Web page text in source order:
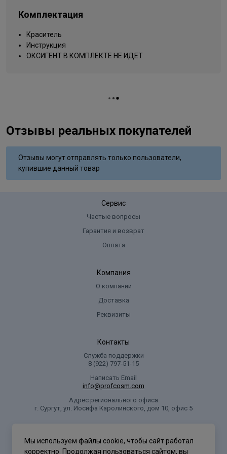
Вид деятельности
Комплектация
Краситель
Инструкция
ОКСИГЕНТ В КОМПЛЕКТЕ НЕ ИДЕТ
Отзывы реальных покупателей
Отзывы могут отправлять только пользователи,
купившие данный товар
Сервис
Частые вопросы
Гарантия и возврат
Оплата
Компания
О компании
Доставка
Реквизиты
Контакты
Служба поддержки
8 (922) 797‑51-15
Написать Email
info@profcosm.com
Адрес регионального офиса
г. Сургут, ул. Иосифа Каролинского, дом 10, офис 5
Мы используем файлы cookie, чтобы сайт работал
корректно. Продолжая пользоваться сайтом, вы